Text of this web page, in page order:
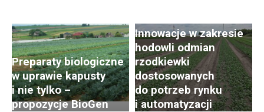
Preparaty biologiczne
w uprawie kapusty
i nie tylko –
propozycje BioGen
Innowacje w zakresie
hodowli odmian
rzodkiewki
dostosowanych
do potrzeb rynku
i automatyzacji